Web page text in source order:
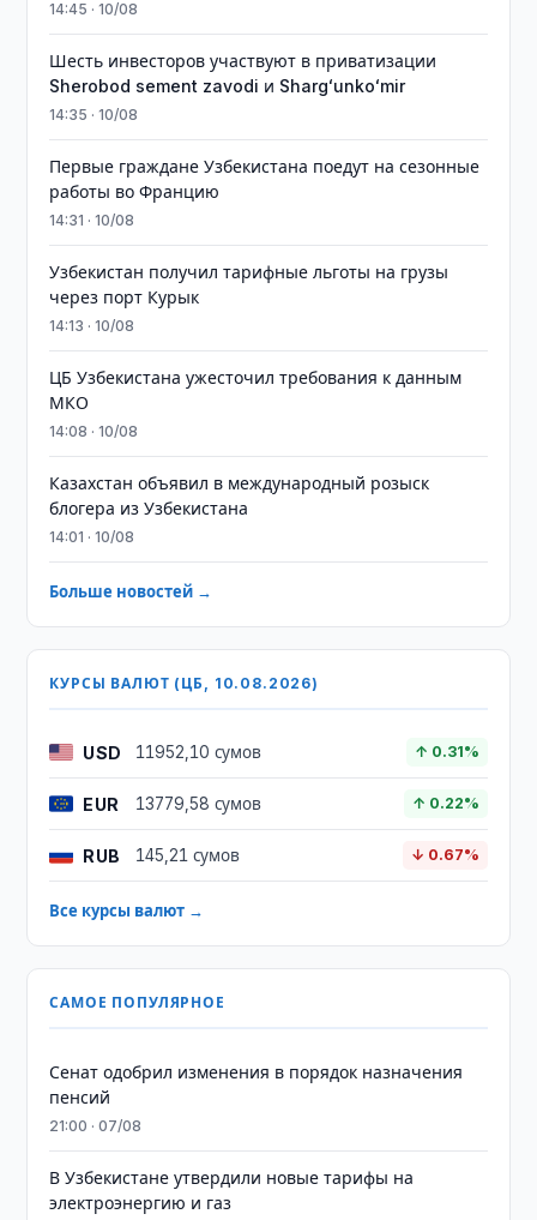
14:45 · 10/08
Шесть инвесторов участвуют в приватизации
Sherobod sement zavodi и Shargʻunkoʻmir
14:35 · 10/08
Первые граждане Узбекистана поедут на сезонные
работы во Францию
14:31 · 10/08
Узбекистан получил тарифные льготы на грузы
через порт Курык
14:13 · 10/08
ЦБ Узбекистана ужесточил требования к данным
МКО
14:08 · 10/08
Казахстан объявил в международный розыск
блогера из Узбекистана
14:01 · 10/08
Больше новостей →
КУРСЫ ВАЛЮТ (ЦБ, 10.08.2026)
USD 11952,10 сумов ↑ 0.31%
EUR 13779,58 сумов ↑ 0.22%
RUB 145,21 сумов ↓ 0.67%
Все курсы валют →
САМОЕ ПОПУЛЯРНОЕ
Сенат одобрил изменения в порядок назначения
пенсий
21:00 · 07/08
В Узбекистане утвердили новые тарифы на
электроэнергию и газ